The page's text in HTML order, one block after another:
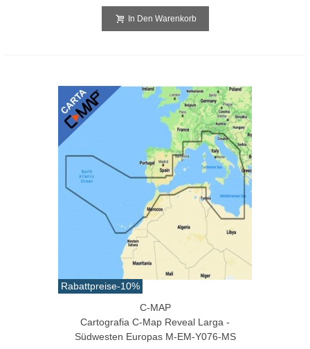
In Den Warenkorb
Rabattpreise-10%
C-MAP
Cartografia C-Map Reveal Larga -
Südwesten Europas M-EM-Y076-MS